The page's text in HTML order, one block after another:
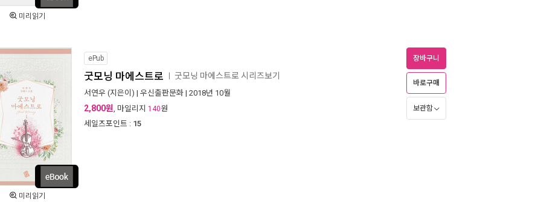
미리읽기
미리읽기
ePub
굿모닝 마에스트로 굿모닝 마에스트로 시리즈보기
서연우 (지은이) | 우신출판문화 | 2018년 10월
2,800원, 마일리지 140원
세일즈포인트 : 15
장바구니
바로구매
보관함